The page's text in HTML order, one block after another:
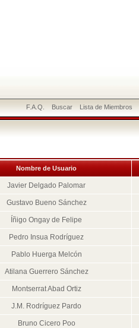
F.A.Q. Buscar Lista de Miembros
Nombre de Usuario
Javier Delgado Palomar
Gustavo Bueno Sánchez
Íñigo Ongay de Felipe
Pedro Insua Rodríguez
Pablo Huerga Melcón
Atilana Guerrero Sánchez
Montserrat Abad Ortiz
J.M. Rodríguez Pardo
Bruno Cicero Poo